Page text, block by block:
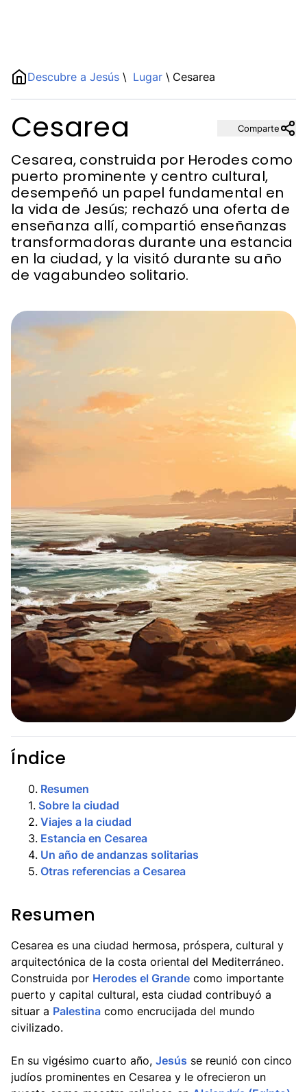
Descubre a Jesús \ Lugar \ Cesarea
Cesarea
Cesarea, construida por Herodes como
puerto prominente y centro cultural,
desempeñó un papel fundamental en
la vida de Jesús; rechazó una oferta de
enseñanza allí, compartió enseñanzas
transformadoras durante una estancia
en la ciudad, y la visitó durante su año
de vagabundeo solitario.
Comparte
Índice
0. Resumen
1. Sobre la ciudad
2. Viajes a la ciudad
3. Estancia en Cesarea
4. Un año de andanzas solitarias
5. Otras referencias a Cesarea
Resumen
Cesarea es una ciudad hermosa, próspera, cultural y
arquitectónica de la costa oriental del Mediterráneo.
Construida por Herodes el Grande como importante
puerto y capital cultural, esta ciudad contribuyó a
situar a Palestina como encrucijada del mundo
civilizado.
En su vigésimo cuarto año, Jesús se reunió con cinco
judíos prominentes en Cesarea y le ofrecieron un
Name
Description